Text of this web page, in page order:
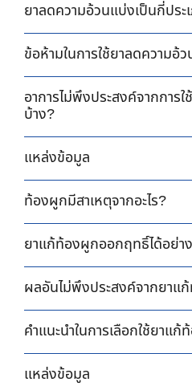
ยาลดความอ้วนแบ่งเป็นกี่ประ
ข้อห้ามในการใช้ยาลดความอ้ว
อาการไม่พึงประสงค์จากการ
บ้าง?
แหล่งข้อมูล
ท้องผูกมีสาเหตุจากอะไร?
ยาแก้ท้องผูกออกฤทธิ์ได้อย่า
ผลอันไม่พึงประสงค์จากยาแ
คำแนะนำในการเลือกใช้ยาแก้
แหล่งข้อมูล